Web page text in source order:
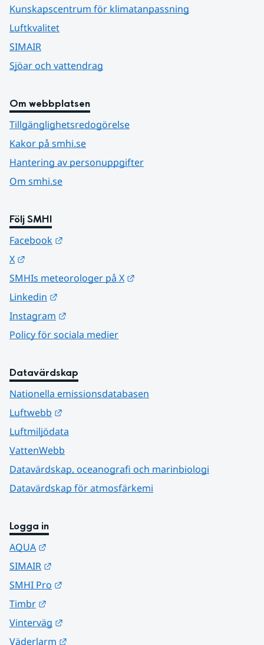
Kunskapscentrum för klimatanpassning
Luftkvalitet
SIMAIR
Sjöar och vattendrag
Om webbplatsen
Tillgänglighetsredogörelse
Kakor på smhi.se
Hantering av personuppgifter
Om smhi.se
Följ SMHI
Facebook
X
SMHIs meteorologer på X
Linkedin
Instagram
Policy för sociala medier
Datavärdskap
Nationella emissionsdatabasen
Luftwebb
Luftmiljödata
VattenWebb
Datavärdskap, oceanografi och marinbiologi
Datavärdskap för atmosfärkemi
Logga in
AQUA
SIMAIR
SMHI Pro
Timbr
Vinterväg
Väderlarm